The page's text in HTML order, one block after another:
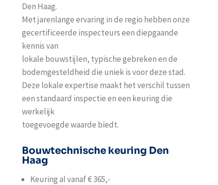
Den Haag.
Met jarenlange ervaring in de regio hebben onze
gecertificeerde inspecteurs een diepgaande
kennis van
lokale bouwstijlen, typische gebreken en de
bodemgesteldheid die uniek is voor deze stad.
Deze lokale expertise maakt het verschil tussen
een standaard inspectie en een keuring die
werkelijk
toegevoegde waarde biedt.
Bouwtechnische keuring Den
Haag
Keuring al vanaf € 365,-